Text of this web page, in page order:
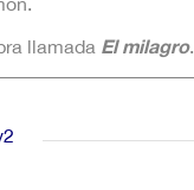
llamada El milagro.